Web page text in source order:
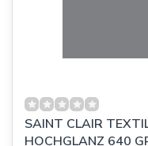
SAINT CLAIR
HOCHGLANZ 640